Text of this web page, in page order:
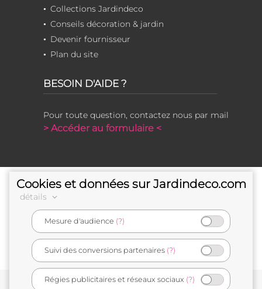
Collections Jardindeco
Conseils décoration & jardin
Devenir fournisseur
Plan du site
BESOIN D'AIDE ?
Pour toute question, contactez nous par mail
> Accéder au formulaire <
e-commerçant français
Cookies et données sur Jardindeco.com
détails
Mesure d'audience (?)
Suivi des conversions partenaires (?)
Régies publicitaires et réseaux sociaux (?)